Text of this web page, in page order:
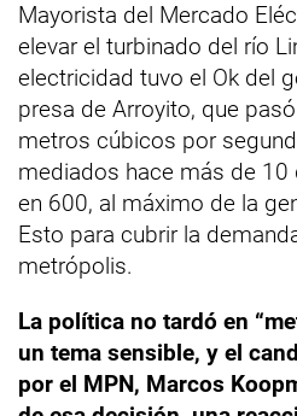
Mayorista del Mercado
elevar el turbinado del río
electricidad tuvo el Ok del
presa de Arroyito, que
metros cúbicos por
mediados hace más de 10
en 600, al máximo de la
Esto para cubrir la
metrópolis.
La política no tardó en
un tema sensible, y el
por el MPN, Marcos